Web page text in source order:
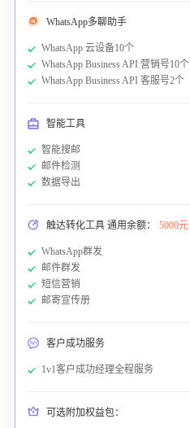
WhatsApp多聊助手
WhatsApp 云设备10个
WhatsApp Business API 营销号10个
WhatsApp Business API 客服号2个
智能工具
智能搜邮
邮件检测
数据导出
触达转化工具 通用余额： 5000元
WhatsApp群发
邮件群发
短信营销
邮寄宣传册
客户成功服务
1v1客户成功经理全程服务
可选附加权益包：